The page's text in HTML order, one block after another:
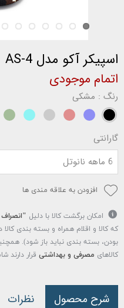
اسپیکر آکو مدل AS-4
اتمام موجودی
رنگ : مشکی
گارانتی
6 ماهه نانوتل
افزودن به علاقه مندی ها
امکان برگشت کالا با دلیل "انصراف
که کالا و اقلام همراه و بسته بندی
بودن، بسته بندی نباید باز شود).
کالاهای مصرفی و بهداشتی قرار دارند
شرح محصول نظرات